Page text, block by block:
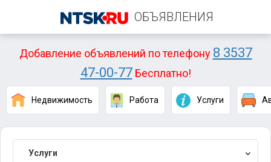
ОБЪЯВЛЕНИЯ
Добавление объявлений по телефону 8 3537
47-00-77Бесплатно!
Недвижимость Работа Услуги
Услуги